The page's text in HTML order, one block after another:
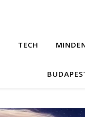
TECH